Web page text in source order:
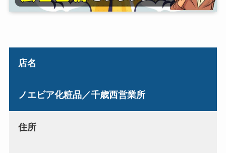
店名
ノエビア化粧品／千歳西営業所
住所